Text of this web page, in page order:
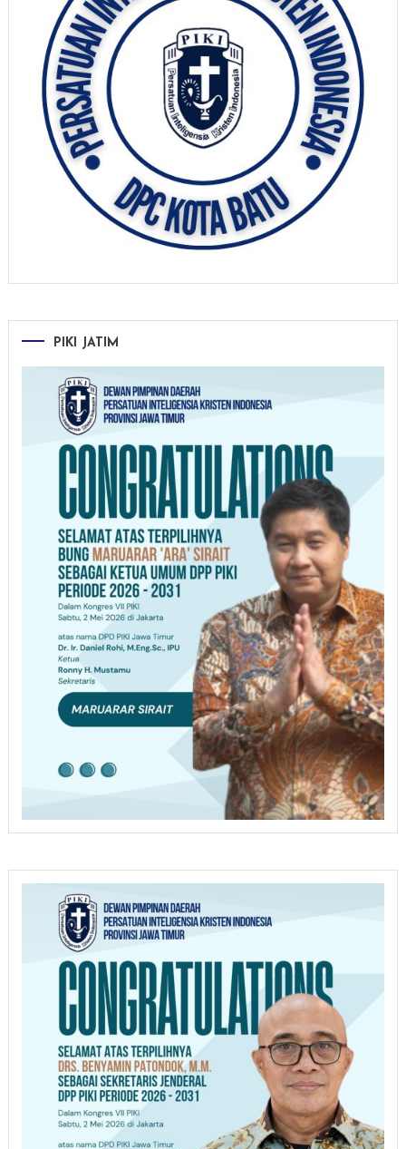
PIKI JATIM